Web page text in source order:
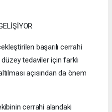
başarılı cerrahi
tedaviler için farklı
açısından da önem
cerrahi alandaki